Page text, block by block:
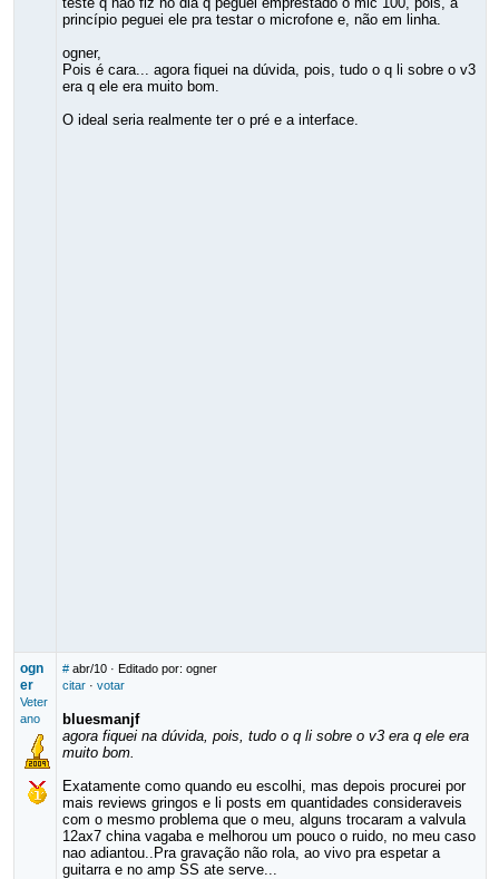
princípio peguei ele pra testar o microfone e, não em linha.
ogner,
Pois é cara... agora fiquei na dúvida, pois, tudo o q li sobre o v3
era q ele era muito bom.
O ideal seria realmente ter o pré e a interface.
ogn
er
Veter
ano
# abr/10· Editado por: ogner
citar· votar
bluesmanjf
agora fiquei na dúvida, pois, tudo o q li sobre o v3 era q ele era
muito bom.
Exatamente como quando eu escolhi, mas depois procurei por
mais reviews gringos e li posts em quantidades consideraveis
com o mesmo problema que o meu, alguns trocaram a valvula
12ax7 china vagaba e melhorou um pouco o ruido, no meu caso
nao adiantou..Pra gravação não rola, ao vivo pra espetar a
guitarra e no amp SS ate serve...